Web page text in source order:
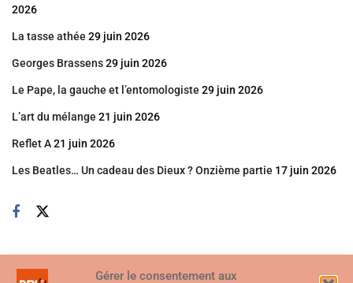
Gérer le consentement aux
2026
La tasse athée 29 juin 2026
Georges Brassens29 juin 2026
Le Pape, la gauche et l’entomologiste 29 juin 2026
L’art du mélange 21 juin 2026
Reflet A21 juin 2026
Les Beatles… Un cadeau des Dieux ? Onzième partie 17 juin 2026